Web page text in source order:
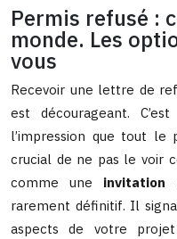
Permis refusé :
monde. Les
vous
Recevoir une lettre de
est décourageant.
l’impression que tout le
crucial de ne pas le voir
comme une invitation
rarement définitif. Il
aspects de votre